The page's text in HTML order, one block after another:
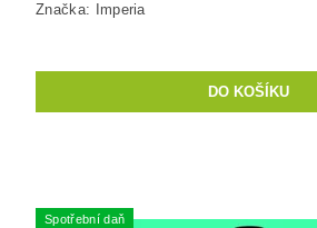
Značka: Imperia
Spotřební daň